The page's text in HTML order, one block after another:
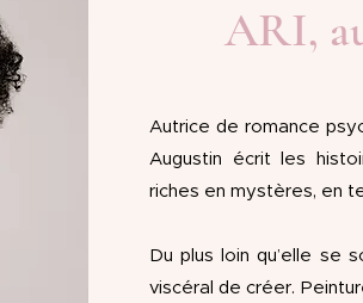
ARI,
Autrice de romance
Augustin écrit les
riches en mystères, en
Du plus loin qu’elle se
viscéral de créer.